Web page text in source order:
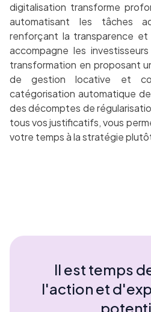
digitalisation transforme
automatisant les tâches
renforçant la transparence et
accompagne les
transformation en proposant
de gestion locative et
catégorisation automatique
des décomptes de
tous vos justificatifs, vous
votre temps à la stratégie
Il est temps
l'action et